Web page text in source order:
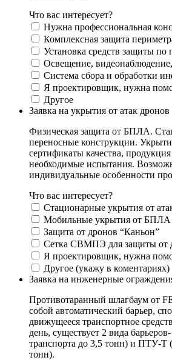
Что вас интересует?
Нужна профессиональная
Комплексная защита
Установка средств защиты по
Освещение,
Система сбора и обработки
Я проектировщик, нужна
Другое
Заявка на укрытия от атак дронов
Физическая защита от БПЛА.
переносные конструкции.
сертификаты качества,
необходимые испытания.
индивидуальные особенности
Что вас интересует?
Стационарные укрытия от
Мобильные укрытия от БПЛА
Защита от дронов “Каньон”
Сетка СВМПЭ для защиты от
Я проектировщик, нужна
Другое (укажу в коментариях)
Заявка на инженерные
Противотаранный шлагбаум от
собой автоматический барьер,
движущееся транспортное
день, существует 2 вида
транспорта до 3,5 тонн) и ПТУ-Т
тонн).